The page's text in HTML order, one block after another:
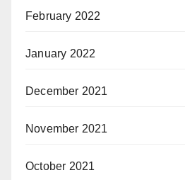
February 2022
January 2022
December 2021
November 2021
October 2021